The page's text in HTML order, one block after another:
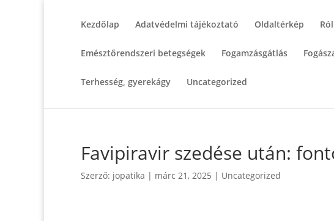
Kezdőlap Adatvédelmi tájékoztató Oldaltérkép
Emésztőrendszeri betegségek Fogamzásgátlás
Terhesség, gyerekágy Uncategorized
Favipiravir szedése után:
Szerző: jopatika | márc 21, 2025 | Uncategorized